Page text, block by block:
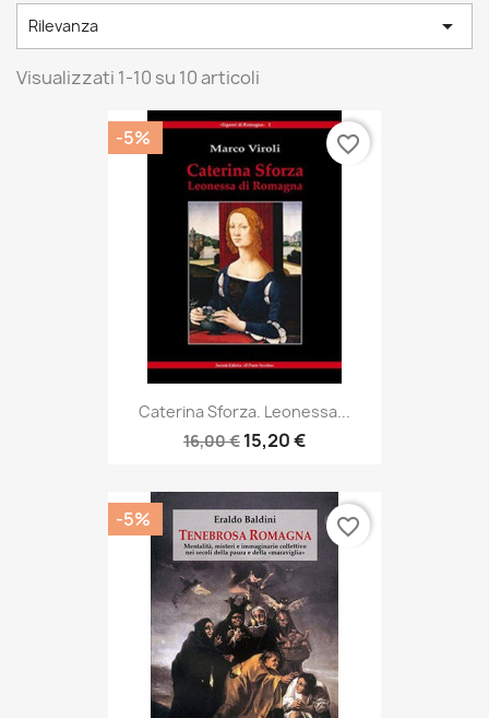
Rilevanza 
Visualizzati 1-10 su 10 articoli
Caterina Sforza. Leonessa...
16,00 € 15,20 €
-5% favorite_border
-5% favorite_border